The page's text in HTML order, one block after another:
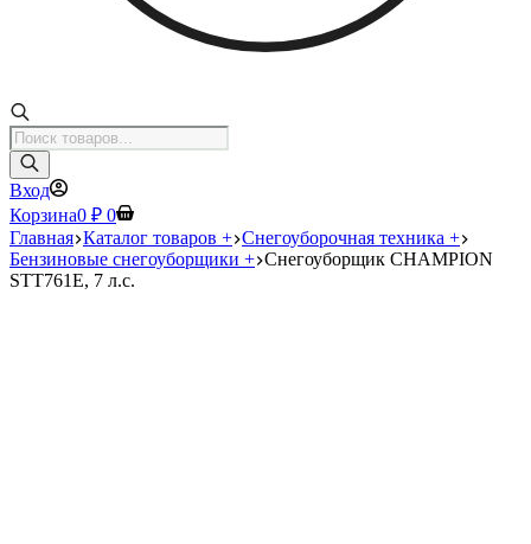
Поиск
товаров
Вход
Корзина0 ₽ 0
Главная Каталог товаров + Снегоуборочная техника +
Бензиновые снегоуборщики + Снегоуборщик CHAMPION
STT761E, 7 л.с.